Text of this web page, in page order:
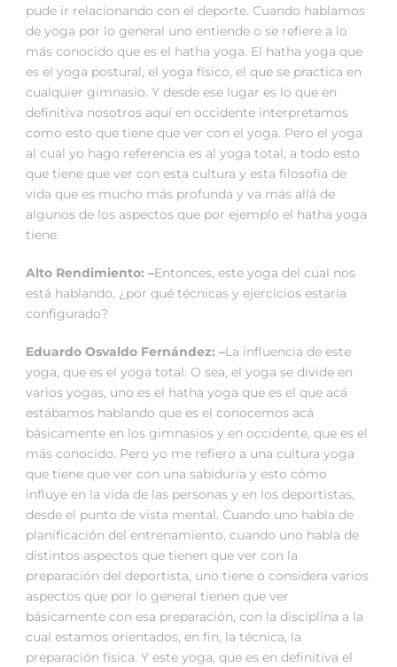
pude ir relacionando con el deporte. Cuando hablamos
de yoga por lo general uno entiende o se refiere a lo
más conocido que es el hatha yoga. El hatha yoga que
es el yoga postural, el yoga físico, el que se practica en
cualquier gimnasio. Y desde ese lugar es lo que en
definitiva nosotros aquí en occidente interpretamos
como esto que tiene que ver con el yoga. Pero el yoga
al cual yo hago referencia es al yoga total, a todo esto
que tiene que ver con esta cultura y esta filosofía de
vida que es mucho más profunda y va más allá de
algunos de los aspectos que por ejemplo el hatha yoga
tiene.
Alto Rendimiento: –Entonces, este yoga del cual nos
está hablando, ¿por qué técnicas y ejercicios estaría
configurado?
Eduardo Osvaldo Fernández: –La influencia de este
yoga, que es el yoga total. O sea, el yoga se divide en
varios yogas, uno es el hatha yoga que es el que acá
estábamos hablando que es el conocemos acá
básicamente en los gimnasios y en occidente, que es el
más conocido. Pero yo me refiero a una cultura yoga
que tiene que ver con una sabiduría y esto cómo
influye en la vida de las personas y en los deportistas,
desde el punto de vista mental. Cuando uno habla de
planificación del entrenamiento, cuando uno habla de
distintos aspectos que tienen que ver con la
preparación del deportista, uno tiene o considera varios
aspectos que por lo general tienen que ver
básicamente con esa preparación, con la disciplina a la
cual estamos orientados, en fin, la técnica, la
preparación física. Y este yoga, que es en definitiva el